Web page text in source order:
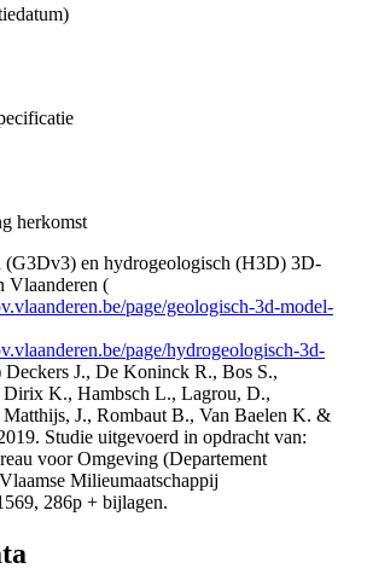
herkomst
(G3Dv3) en hydrogeologisch (H3D) 3D-
Vlaanderen (
page/geologisch-3d-model-
page/hydrogeologisch-3d-
Deckers J., De Koninck R., Bos S.,
Dirix K., Hambsch L., Lagrou, D.,
J., Rombaut B., Van Baelen K. &
Studie uitgevoerd in opdracht van:
voor Omgeving (Departement
Milieumaatschappij
286p + bijlagen.